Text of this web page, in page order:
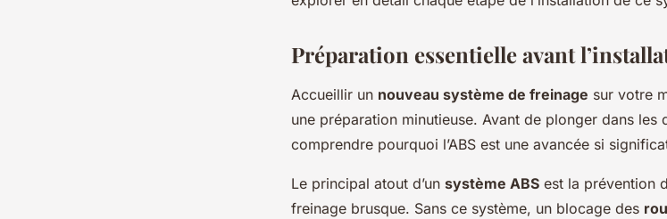
Préparation essentielle avant
Accueillir un nouveau système de freinage sur votre
une préparation minutieuse. Avant de plonger dans
comprendre pourquoi l’ABS est une avancée si
Le principal atout d’un système ABS est la prévention
freinage brusque. Sans ce système, un blocage des